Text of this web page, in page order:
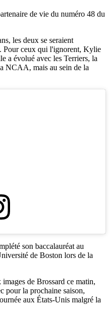
de vie du numéro 48 du
les deux se seraient
Pour ceux qui l'ignorent, Kylie
a évolué avec les Terriers, la
NCAA, mais au sein de la
son baccalauréat au
de Boston lors de la
de Brossard ce matin,
pour la prochaine saison,
aux États-Unis malgré la